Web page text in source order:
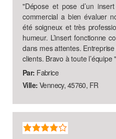
"Dépose et pose d’un
commercial a bien évaluer
été soigneux et très
humeur. L’insert fonctionne
dans mes attentes.
clients. Bravo à toute l’équipe"
Par: Fabrice
Ville: Vennecy, 45760, FR